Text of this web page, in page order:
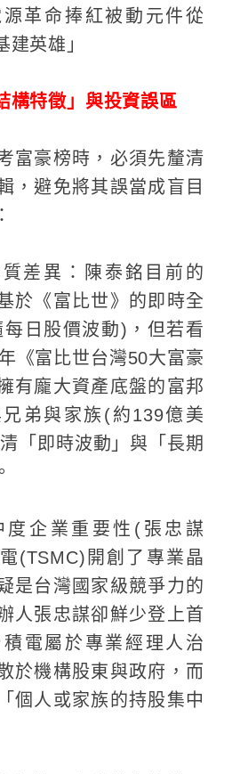
革命捧紅被動元件從
建英雄」
構特徵」與投資誤區
富豪榜時，必須先釐清
，避免將其誤當成盲目
差異：陳泰銘目前的
於《富比世》的即時全
日股價波動)，但若看
《富比世台灣50大富豪
有龐大資產底盤的富邦
弟與家族(約139億美
「即時波動」與「長期
度企業重要性(張忠謀
(TSMC)開創了專業晶
是台灣國家級競爭力的
人張忠謀卻鮮少登上首
電屬於專業經理人治
於機構股東與政府，而
個人或家族的持股集中